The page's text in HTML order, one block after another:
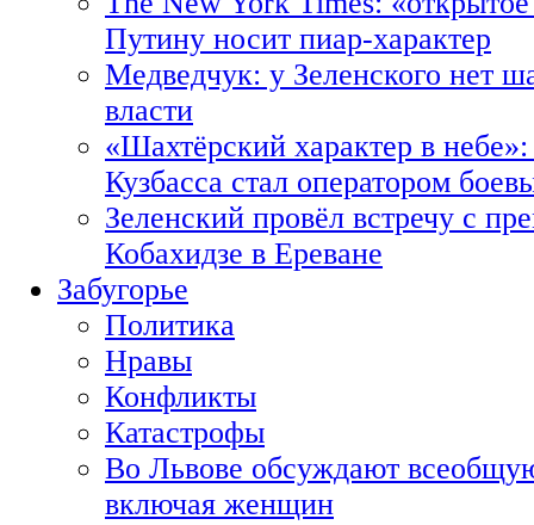
Путину носит пиар-характер
Медведчук: у Зеленского нет
власти
«Шахтёрский характер в
Кузбасса стал оператором
Зеленский провёл встречу с
Кобахидзе в Ереване
Забугорье
Политика
Нравы
Конфликты
Катастрофы
Во Львове обсуждают
включая женщин